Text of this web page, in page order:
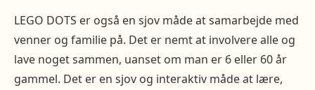
LEGO DOTS er også en sjov måde at samarbejde med
venner og familie på. Det er nemt at involvere alle og
lave noget sammen, uanset om man er 6 eller 60 år
gammel. Det er en sjov og interaktiv måde at lære,